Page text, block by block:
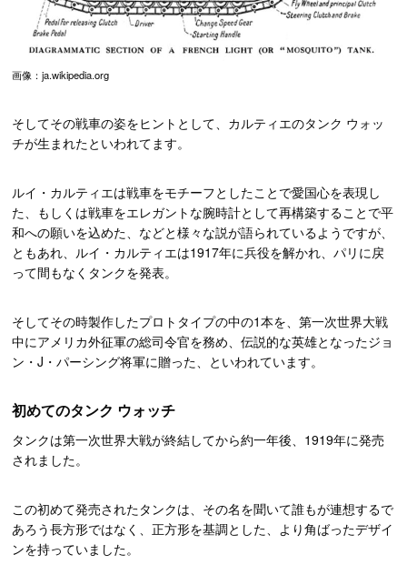
画像：ja.wikipedia.org
そしてその戦車の姿をヒントとして、カルティエのタンク ウォッ
チが生まれたといわれてます。
ルイ・カルティエは戦車をモチーフとしたことで愛国心を表現し
た、もしくは戦車をエレガントな腕時計として再構築することで平
和への願いを込めた、などと様々な説が語られているようですが、
ともあれ、ルイ・カルティエは1917年に兵役を解かれ、パリに戻
って間もなくタンクを発表。
そしてその時製作したプロトタイプの中の1本を、第一次世界大戦
中にアメリカ外征軍の総司令官を務め、伝説的な英雄となったジョ
ン・J・パーシング将軍に贈った、といわれています。
初めてのタンク ウォッチ
タンクは第一次世界大戦が終結してから約一年後、1919年に発売
されました。
この初めて発売されたタンクは、その名を聞いて誰もが連想するで
あろう長方形ではなく、正方形を基調とした、より角ばったデザイ
ンを持っていました。